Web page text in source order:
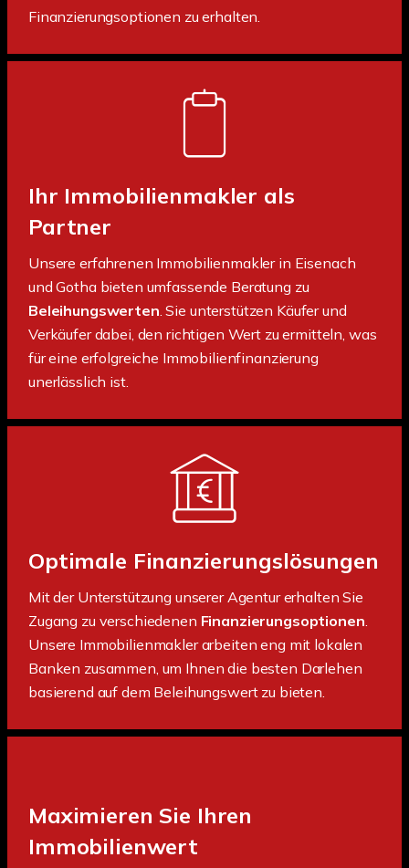
Finanzierungsoptionen zu erhalten.
Ihr Immobilienmakler als
Partner
Unsere erfahrenen Immobilienmakler in Eisenach
und Gotha bieten umfassende Beratung zu
Beleihungswerten. Sie unterstützen Käufer und
Verkäufer dabei, den richtigen Wert zu ermitteln, was
für eine erfolgreiche Immobilienfinanzierung
unerlässlich ist.
Optimale Finanzierungslösungen
Mit der Unterstützung unserer Agentur erhalten Sie
Zugang zu verschiedenen Finanzierungsoptionen.
Unsere Immobilienmakler arbeiten eng mit lokalen
Banken zusammen, um Ihnen die besten Darlehen
basierend auf dem Beleihungswert zu bieten.
Maximieren Sie Ihren
Immobilienwert